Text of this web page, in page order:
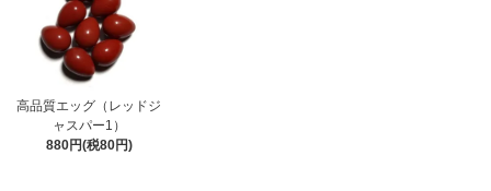
高品質エッグ（レッドジ
ャスパー1）
880円(税80円)